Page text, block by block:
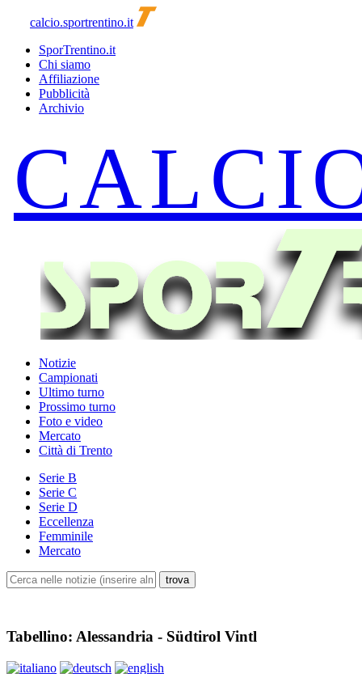
calcio.sportrentino.it
SporTrentino.it
Chi siamo
Affiliazione
Pubblicità
Archivio
Notizie
Campionati
Ultimo turno
Prossimo turno
Foto e video
Mercato
Città di Trento
Serie B
Serie C
Serie D
Eccellenza
Femminile
Mercato
Tabellino: Alessandria - Südtirol Vintl